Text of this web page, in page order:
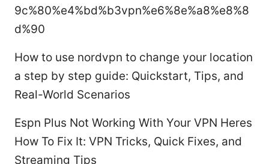
9c%80%e4%bd%b3vpn%e6%8e%a8%e8%8
d%90
How to use nordvpn to change your location
a step by step guide: Quickstart, Tips, and
Real-World Scenarios
Espn Plus Not Working With Your VPN Heres
How To Fix It: VPN Tricks, Quick Fixes, and
Streaming Tips